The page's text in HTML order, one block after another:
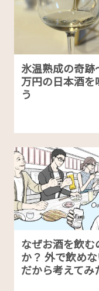
氷温熟成の奇跡
万円の日本酒を
う
なぜお酒を飲む
か？ 外で飲め
だから考えてみ